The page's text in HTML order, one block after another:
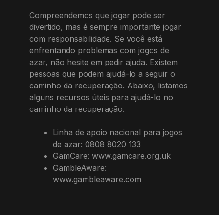
Compreendemos que jogar pode ser
divertido, mas é sempre importante jogar
com responsabilidade. Se você está
enfrentando problemas com jogos de
azar, não hesite em pedir ajuda. Existem
pessoas que podem ajudá-lo a seguir o
caminho da recuperação. Abaixo, listamos
alguns recursos úteis para ajudá-lo no
caminho da recuperação.
Linha de apoio nacional para jogos
de azar: 0808 8020 133
GamCare: www.gamcare.org.uk
GambleAware:
www.gambleaware.com